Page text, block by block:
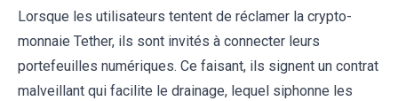
Lorsque les utilisateurs tentent de réclamer la crypto-
monnaie Tether, ils sont invités à connecter leurs
portefeuilles numériques. Ce faisant, ils signent un contrat
malveillant qui facilite le drainage, lequel siphonne les